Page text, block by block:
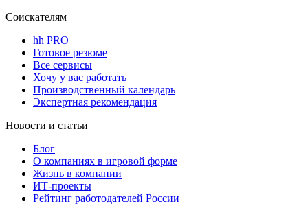
Соискателям
hh PRO
Готовое резюме
Все сервисы
Хочу у вас работать
Производственный календарь
Экспертная рекомендация
Новости и статьи
Блог
О компаниях в игровой форме
Жизнь в компании
ИТ-проекты
Рейтинг работодателей России